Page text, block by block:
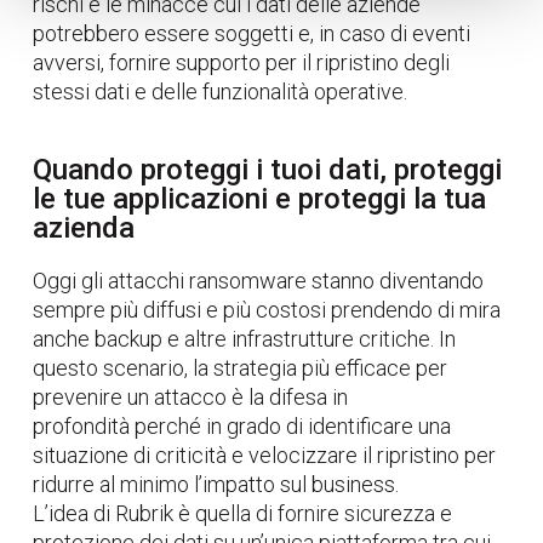
potrebbero essere soggetti e, in caso di eventi
avversi, fornire supporto per il ripristino degli
stessi dati e delle funzionalità operative.
Quando proteggi i tuoi dati, proteggi
le tue applicazioni e proteggi la tua
azienda
Oggi gli attacchi ransomware stanno diventando
sempre più diffusi e più costosi prendendo di mira
anche backup e altre infrastrutture critiche. In
questo scenario, la strategia più efficace per
prevenire un attacco è la difesa in
profondità perché in grado di identificare una
situazione di criticità e velocizzare il ripristino per
ridurre al minimo l’impatto sul business.
L’idea di Rubrik è quella di fornire sicurezza e